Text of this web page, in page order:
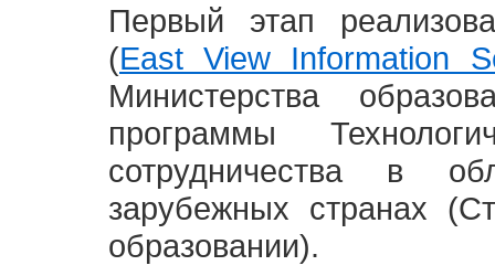
Первый этап
(East View Information
Министерства
программы
сотрудничества в
зарубежных странах
образовании).